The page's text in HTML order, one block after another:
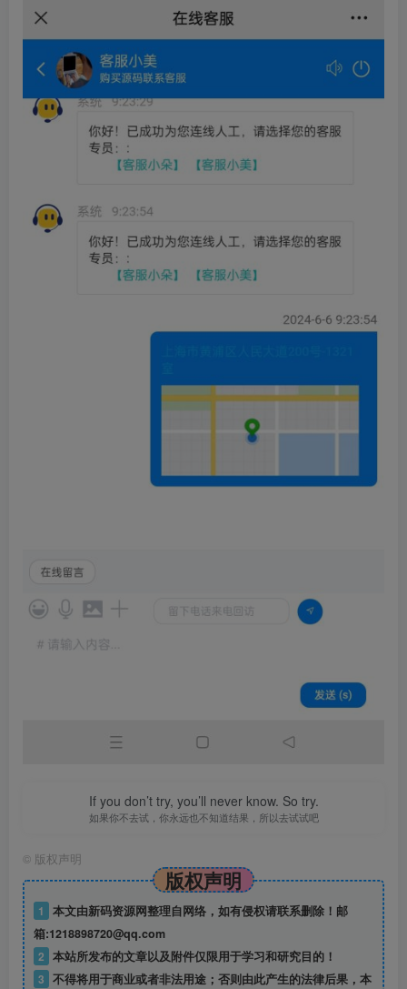
If you don’t try, you’ll never know. So try.
如果你不去试，你永远也不知道结果，所以去试试吧
© 版权声明
版权声明
1
本文由新码资源网整理自网络，如有侵权请联系删除！邮
箱:1218898720@qq.com
2 本站所发布的文章以及附件仅限用于学习和研究目的！
3